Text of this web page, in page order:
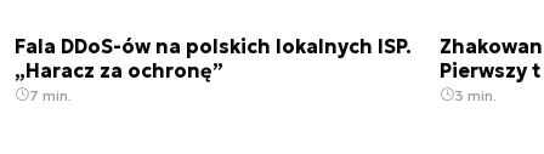
Fala DDoS-ów na polskich lokalnych ISP.
„Haracz za ochronę”
7 min.
Pierwszy
3 min.